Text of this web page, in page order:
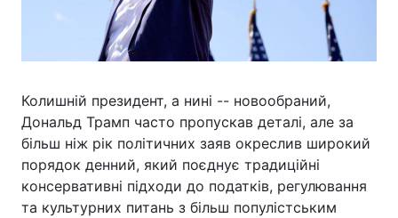
Колишній президент, а нині -- новообраний,
Дональд Трамп часто пропускав деталі, але за
більш ніж рік політичних заяв окреслив широкий
порядок денний, який поєднує традиційні
консервативні підходи до податків, регулювання
та культурних питань з більш популістським